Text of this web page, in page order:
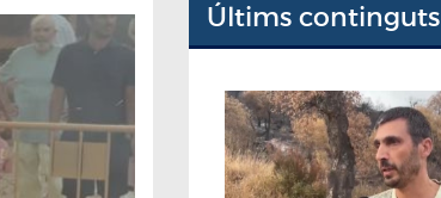
Últims continguts